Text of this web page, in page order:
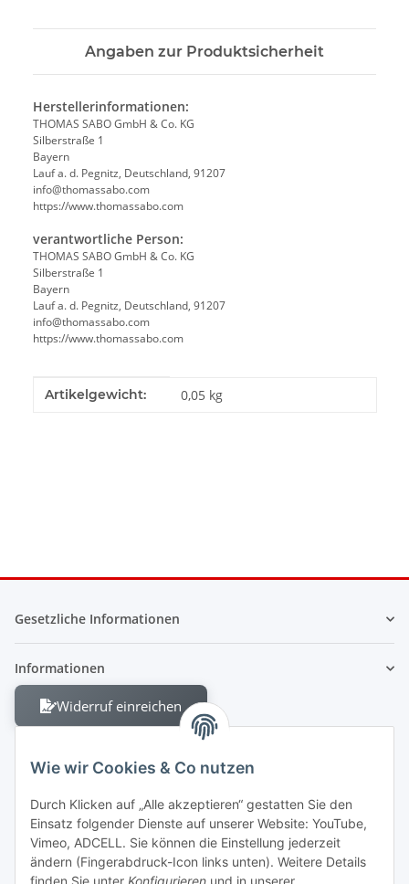
Wie wir Cookies & Co nutzen
Durch Klicken auf „Alle akzeptieren“ gestatten Sie den
Einsatz folgender Dienste auf unserer Website: YouTube,
Vimeo, ADCELL. Sie können die Einstellung jederzeit
ändern (Fingerabdruck-Icon links unten). Weitere Details
Angaben zur Produktsicherheit
Herstellerinformationen:
THOMAS SABO GmbH & Co. KG
Silberstraße 1
Bayern
Lauf a. d. Pegnitz, Deutschland, 91207
info@thomassabo.com
https://www.thomassabo.com
verantwortliche Person:
THOMAS SABO GmbH & Co. KG
Silberstraße 1
Bayern
Lauf a. d. Pegnitz, Deutschland, 91207
info@thomassabo.com
https://www.thomassabo.com
Produkteigenschaft
Wert
Artikelgewicht: 0,05 kg
Gesetzliche Informationen
Informationen
Widerruf einreichen
Berliner Allee 38
13088 Berlin